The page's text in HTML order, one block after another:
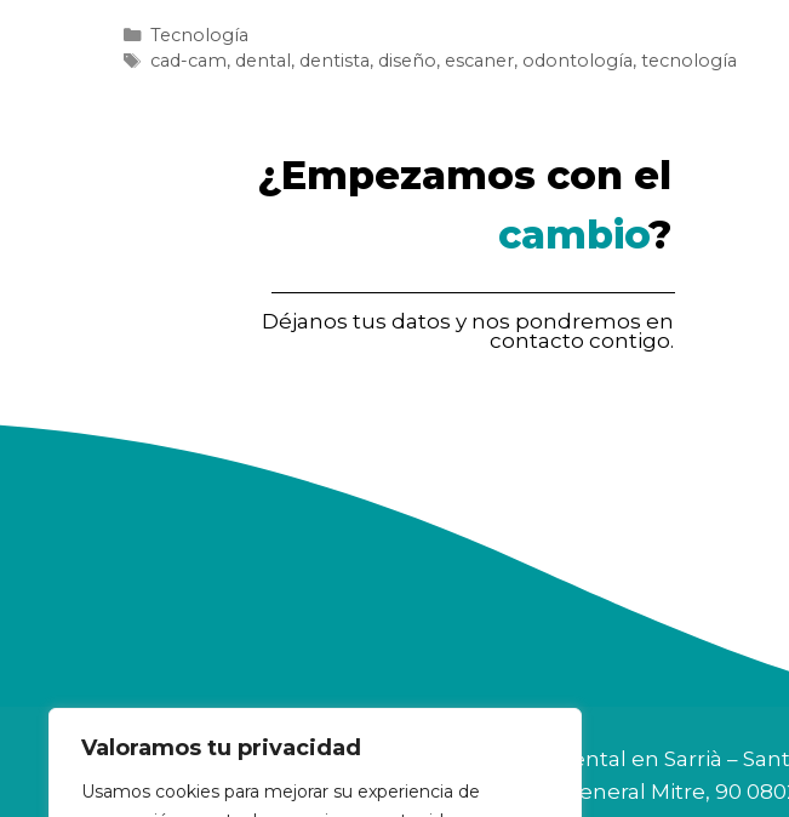
Valoramos tu privacidad
Usamos cookies para mejorar su experiencia de
Tecnología
cad-cam, dental, dentista, diseño, escaner, odontología, tecnología
¿Empezamos con el
cambio?
Déjanos tus datos y nos pondremos en
contacto contigo.
Clínica dental en Sarrià – Sant
Gervasi General Mitre, 90